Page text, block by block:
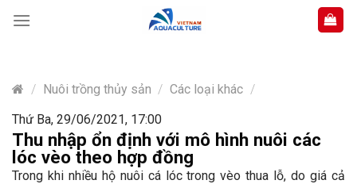
content
/ Nuôi trồng thủy sản / Các loại khác /
Thứ Ba, 29/06/2021, 17:00
Thu nhập ổn định với mô hình nuôi các
lóc vèo theo hợp đồng
Trong khi nhiều hộ nuôi cá lóc trong vèo thua lỗ, do giá cả